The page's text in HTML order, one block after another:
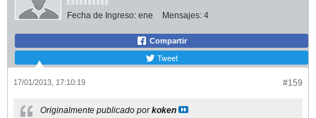
Fecha de Ingreso: ene Mensajes: 4
Compartir
Tweet
#159
17/01/2013, 17:10:19
Originalmente publicado porkoken